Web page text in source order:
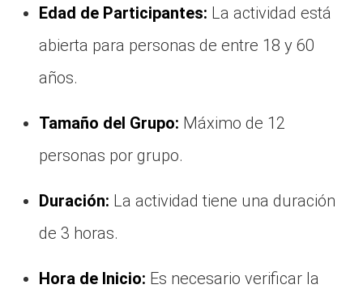
Edad de Participantes: La actividad está
abierta para personas de entre 18 y 60
años.
Tamaño del Grupo: Máximo de 12
personas por grupo.
Duración: La actividad tiene una duración
de 3 horas.
Hora de Inicio: Es necesario verificar la